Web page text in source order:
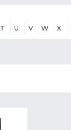
T U V W X